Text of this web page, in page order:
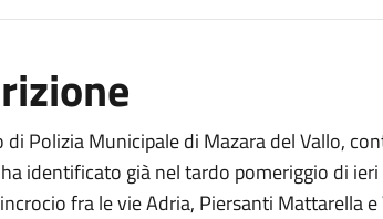
di Polizia Municipale di Mazara del Vallo,
identificato già nel tardo pomeriggio di
fra le vie Adria, Piersanti Mattarella